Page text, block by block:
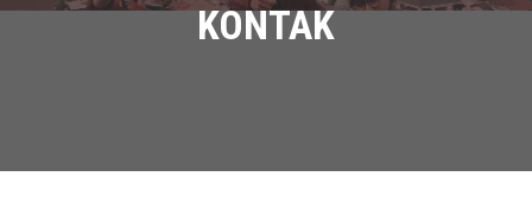
KONTAK